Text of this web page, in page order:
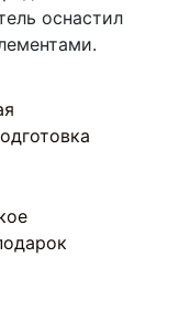
оснастил